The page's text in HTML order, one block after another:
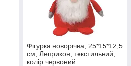
Фігурка новорічна, 25*15*12,5
см, Леприкон, текстильний,
колір червоний